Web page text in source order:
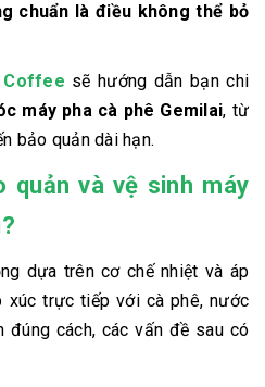
chuẩn là điều không thể bỏ
Coffee sẽ hướng dẫn bạn chi
máy pha cà phê Gemilai, từ
bảo quản dài hạn.
quản và vệ sinh máy
dựa trên cơ chế nhiệt và áp
xúc trực tiếp với cà phê, nước
đúng cách, các vấn đề sau có